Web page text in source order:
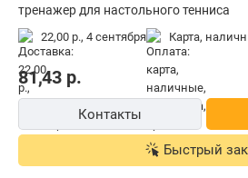
тренажер для настольного тенниса
22,00 р., 4 сентября карта,
81,43 р.
Контакты
Быстрый